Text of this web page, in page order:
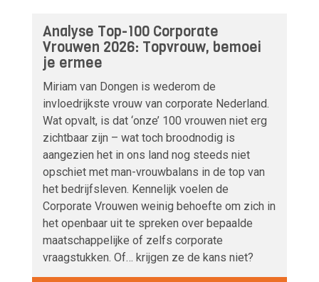
Analyse Top-100 Corporate
Vrouwen 2026: Topvrouw, bemoei
je ermee
Miriam van Dongen is wederom de
invloedrijkste vrouw van corporate Nederland.
Wat opvalt, is dat ‘onze’ 100 vrouwen niet erg
zichtbaar zijn – wat toch broodnodig is
aangezien het in ons land nog steeds niet
opschiet met man-vrouwbalans in de top van
het bedrijfsleven. Kennelijk voelen de
Corporate Vrouwen weinig behoefte om zich in
het openbaar uit te spreken over bepaalde
maatschappelijke of zelfs corporate
vraagstukken. Of… krijgen ze de kans niet?